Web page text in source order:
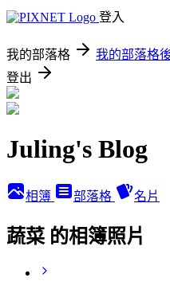
登入
我的部落格 我的部落格
登出
Juling's Blog
相簿 部落格 名片
蔬菜 的相簿照片